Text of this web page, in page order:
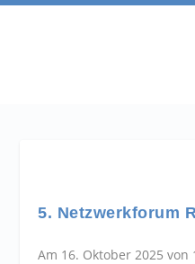
5. Netzwerkforum
Am 16. Oktober 2025